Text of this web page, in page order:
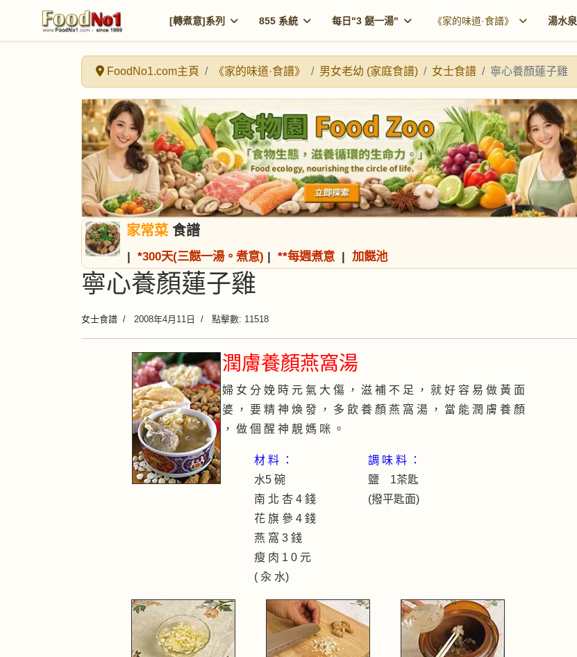
[轉煮意]系列 855 系統 每日"3 餸一湯" 《家的味道·食譜》 湯水泉
FoodNo1.com主頁 《家的味道·食譜》 男女老幼 (家庭食譜) 女士食譜 寧心養顏蓮子雞
家常菜 食譜
| *300天(三餸一湯。煮意) | **每週煮意 | 加餸池
寧心養顏蓮子雞
女士食譜 2008年4月11日 點擊數: 11518
潤膚養顏燕窩湯
婦 女 分 娩 時 元 氣 大 傷 ， 滋 補 不 足 ， 就 好 容 易 做 黃 面
婆 ， 要 精 神 煥 發 ， 多 飲 養 顏 燕 窩 湯 ， 當 能 潤 膚 養 顏
， 做 個 醒 神 靚 媽 咪 。
材 料 ：
水5 碗
南 北 杏 4 錢
花 旗 參 4 錢
燕 窩 3 錢
瘦 肉 1 0 元
( 汆 水)
調 味 料 ：
鹽 1茶匙
(撥平匙面)